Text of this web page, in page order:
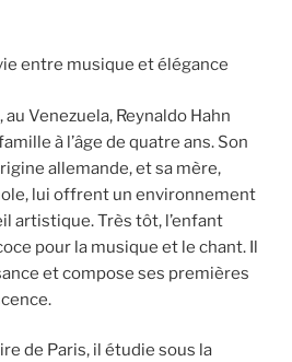
entre musique et élégance
au Venezuela, Reynaldo Hahn
à l’âge de quatre ans. Son
allemande, et sa mère,
lui offrent un environnement
artistique. Très tôt, l’enfant
pour la musique et le chant. Il
et compose ses premières
de Paris, il étudie sous la